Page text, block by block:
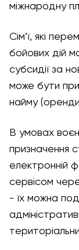
міжнародну
Сім’ї, які
бойових дій
субсидії за
може бути
найму
В умовах
призначення
електронній
сервісом
- їх можна